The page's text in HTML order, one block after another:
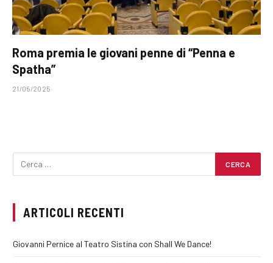
Roma premia le giovani penne di “Penna e
Spatha”
21/05/2025
ARTICOLI RECENTI
Giovanni Pernice al Teatro Sistina con Shall We Dance!